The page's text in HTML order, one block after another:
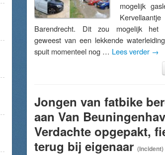
mogelijk
Barendrecht. Dit zou mogelijk het
geweest van een lekkende
spuit momenteel nog … Lees verder →
Jongen van fatbike
aan Van
Verdachte opgepakt,
terug bij eigenaar (Incident)